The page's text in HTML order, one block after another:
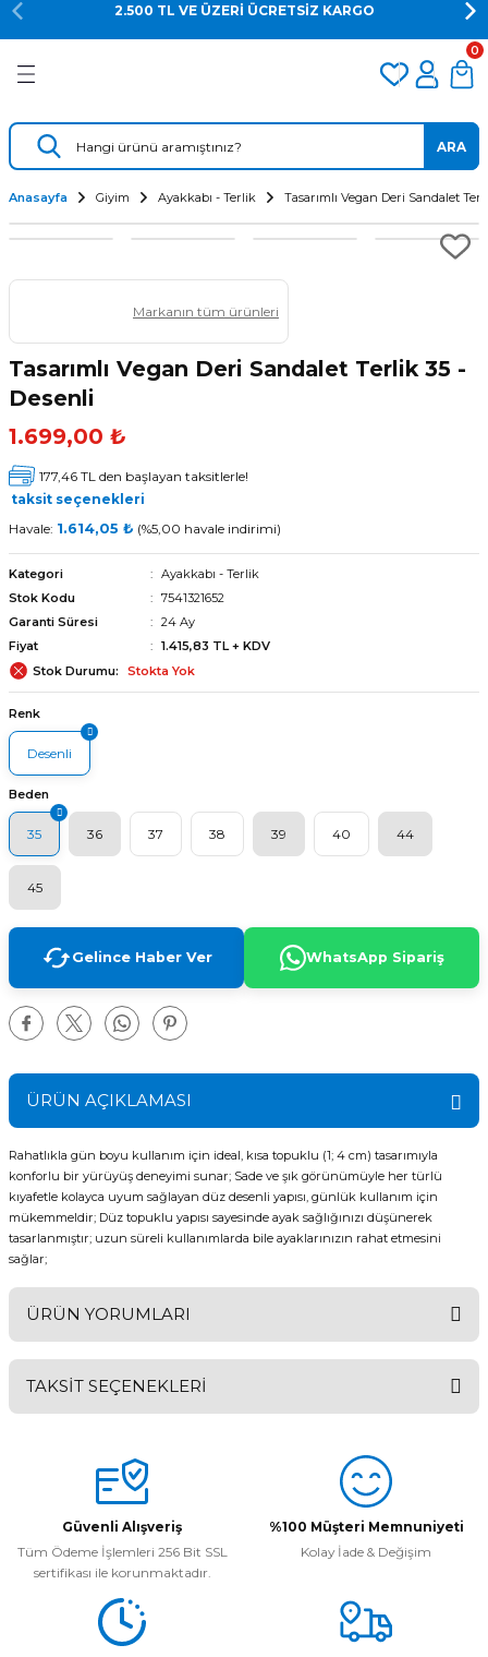
2.500 TL VE ÜZERİ ÜCRETSİZ KARGO
Dalış Regülatörü
Dalış Konsolu
ARA
0
Anasayfa Giyim Ayakkabı - Terlik Tasarımlı Vegan Deri Sandalet
Markanın tüm ürünleri
Tasarımlı Vegan Deri Sandalet Terlik 35 -
Desenli
1.699,00 ₺
177,46 TL den başlayan taksitlerle!
taksit seçenekleri
Havale: 1.614,05 ₺ (%5,00 havale indirimi)
Kategori
Ayakkabı - Terlik
Stok Kodu
7541321652
Garanti Süresi
24 Ay
Fiyat
1.415,83 TL + KDV
Stok Durumu
Stokta Yok
Renk
Desenli
Beden
35 36 37 38 39 40 44
45
Gelince Haber Ver WhatsApp Sipariş
ÜRÜN AÇIKLAMASI
Rahatlıkla gün boyu kullanım için ideal, kısa topuklu (1; 4 cm) tasarımıyla
konforlu bir yürüyüş deneyimi sunar; Sade ve şık görünümüyle her türlü
kıyafetle kolayca uyum sağlayan düz desenli yapısı, günlük kullanım için
mükemmeldir; Düz topuklu yapısı sayesinde ayak sağlığınızı düşünerek
tasarlanmıştır; uzun süreli kullanımlarda bile ayaklarınızın rahat etmesini
sağlar;
ÜRÜN YORUMLARI
TAKSİT SEÇENEKLERİ
Güvenli Alışveriş
Tüm Ödeme İşlemleri 256 Bit SSL
sertifikası ile korunmaktadır.
%100 Müşteri Memnuniyeti
Kolay İade & Değişim